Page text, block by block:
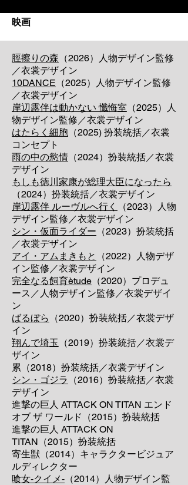
映画
脛擦りの森 （2026）人物デザイン監修
／衣裳デザイン
10DANCE​ （2025）人物デザイン監修
／衣裳デザイン
岸辺露伴は動かない 懺悔室 （2025）
人
物デザイン監修／衣裳デザイン
はたらく細胞 （2025​) 扮装統括／衣裳
コンセプト
雨の中の慾情 （2024）扮装統括／衣裳
デザイン
もしも徳川家康が総理大臣になったら
（2024）扮装統括／衣裳デザイン
岸辺露伴 ルーヴルへ行く
（2023）
人物
デザイン監修／衣裳デザイン
シン・仮面ライダー （2023） 扮装統括
／衣裳デザイン
アイ・アムまきもと
（2022）人物デザ
イン監修 ／衣裳デザイン
完全なる飼育ètude （2020）プロデュ
ース ／ 人物デザイン監修 ／衣裳デザイ
ン
ばるぼら
（2020）扮装統括／衣裳デザ
イン
翔んで埼玉
（2019）扮装統括／衣裳デ
ザイン
累（2018）扮装統括／衣裳デザイン
シン・ゴジラ
（2016）扮装統括／衣裳
デザイン
進撃の巨人 ATTACK ON TITAN エンド
オブ ザ ワールド（2015）扮装統括
進撃の巨人 ATTACK ON
TITAN（2015）扮装統括
寄生獣（2014）キャラクタービジュア
ルディレクター
喰女-クイメ- （2014）人物デザイン監